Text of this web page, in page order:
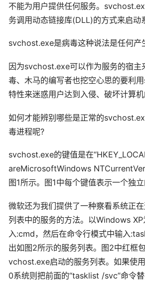
不能为用户提供任何服务。
务调用动态链接库(DLL)的方式来启动
svchost.exe是病毒这种说法是任何产
因为svchost.exe可以作为服务的宿主
毒、木马的编写者也挖空心思的要利
特性来迷惑用户达到入侵、破坏计算机
如何才能辨别哪些是正常的
毒进程呢?
svchost.exe的键值是在
areMicrosoftWindows
图1所示。图1中每个键值表示一个独
微软还为我们提供了一种察看系统正
列表中的服务的方法。以Windows XP
入:cmd，然后在命令行模式中输入
出如图2所示的服务列表。图2中红框
vchost.exe启动的服务列表。如果使
0系统则把前面的“tasklist /svc”命令